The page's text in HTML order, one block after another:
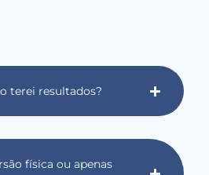
terei resultados?
física ou apenas